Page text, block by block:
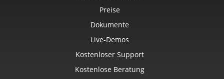
Preise
Dokumente
Live-Demos
Kostenloser Support
Kostenlose Beratung